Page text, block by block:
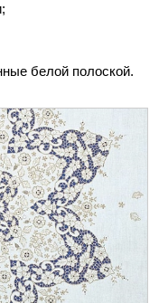
белой полоской.